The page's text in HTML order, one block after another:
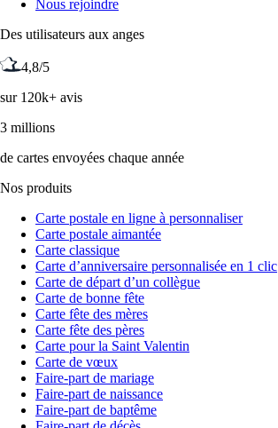
Nous rejoindre
Des utilisateurs aux anges
4,8/5
sur 120k+ avis
3 millions
de cartes envoyées chaque année
Nos produits
Carte postale en ligne à personnaliser
Carte postale aimantée
Carte classique
Carte d’anniversaire personnalisée en 1 clic
Carte de départ d’un collègue
Carte de bonne fête
Carte fête des mères
Carte fête des pères
Carte pour la Saint Valentin
Carte de vœux
Faire-part de mariage
Faire-part de naissance
Faire-part de baptême